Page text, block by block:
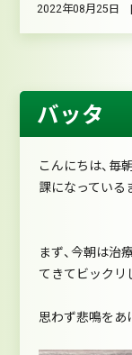
2022年08月25日
バッタ
こんにちは、毎
課になっている
まず、今朝は治
てきてビックリ
思わず悲鳴をあ